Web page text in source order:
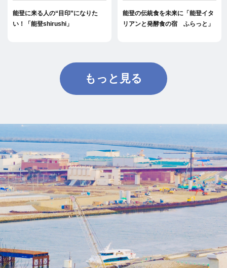
能登に来る人の“目印”になりた
い！「能登shirushi」
能登の伝統食を未来に「能登イタ
リアンと発酵食の宿 ふらっと」
もっと見る